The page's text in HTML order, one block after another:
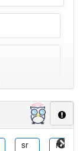
×
sr ru